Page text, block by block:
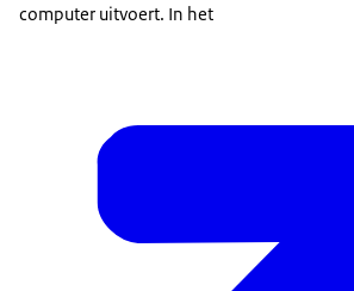
computer uitvoert. In het